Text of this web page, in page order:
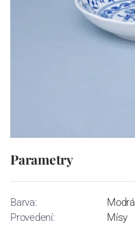
Parametry
Barva:
Modrá
Provedení:
Mísy